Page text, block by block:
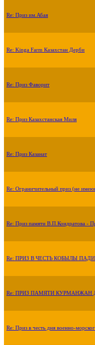
Re: Приз им.Абая
Re: Kinga Farm Казахстан Дерби
Re: Приз Фаворит
Re: Приз Казахстанская Миля
Re: Приз Казанат
Re: Ограничительный приз (не
Re: Приз памяти В.П.Кондратова -
Re: ПРИЗ В ЧЕСТЬ КОБЫЛЫ
Re: ПРИЗ ПАМЯТИ КУРМАНЖАН
Re: Приз в честь дня военно-